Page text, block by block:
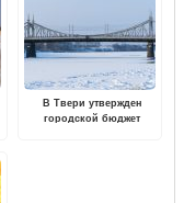
В Твери утвержден
городской бюджет